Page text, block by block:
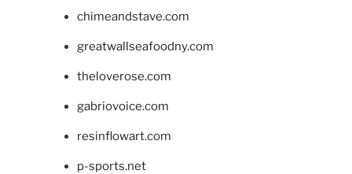
chimeandstave.com
greatwallseafoodny.com
theloverose.com
gabriovoice.com
resinflowart.com
p-sports.net